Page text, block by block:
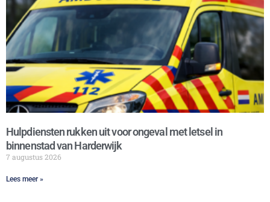
Hulpdiensten rukken uit voor ongeval met letsel in
binnenstad van Harderwijk
7 augustus 2026
Lees meer »